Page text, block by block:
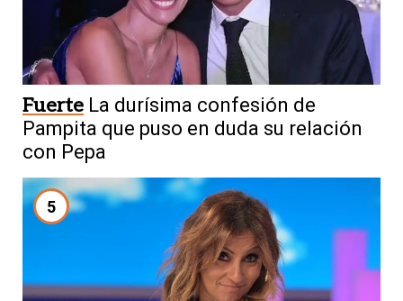
Fuerte La durísima confesión de
Pampita que puso en duda su relación
con Pepa
5